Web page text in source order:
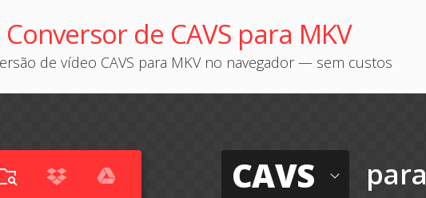
Conversor de CAVS para MKV
de vídeo CAVS para MKV no navegador — sem custos
CAVS para